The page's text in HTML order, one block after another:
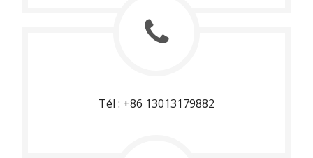
Tél : +86 13013179882